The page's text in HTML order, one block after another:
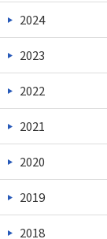
2024
2023
2022
2021
2020
2019
2018